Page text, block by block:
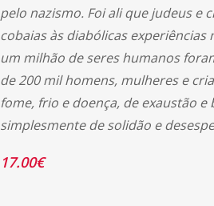
pelo nazismo. Foi ali que judeus e
cobaias às diabólicas experiências
um milhão de seres humanos
de 200 mil homens, mulheres e
fome, frio e doença, de exaustão
simplesmente de solidão e
17.00€